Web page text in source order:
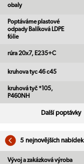
obaly
Poptáváme plastové
odpady Balíková LDPE
fólie
rúra 20x7, E235+C
kruhova tyc 46 c45
kruhová tyč *105,
P460NH
Další poptávky
5 nejnovějších nabídek
Vývoj a zakázková výroba